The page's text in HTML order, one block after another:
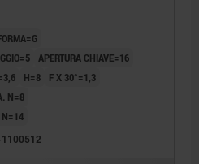
APERTURA CHIAVE=16
H=8
F X 30°=1,3
N=8
N=14